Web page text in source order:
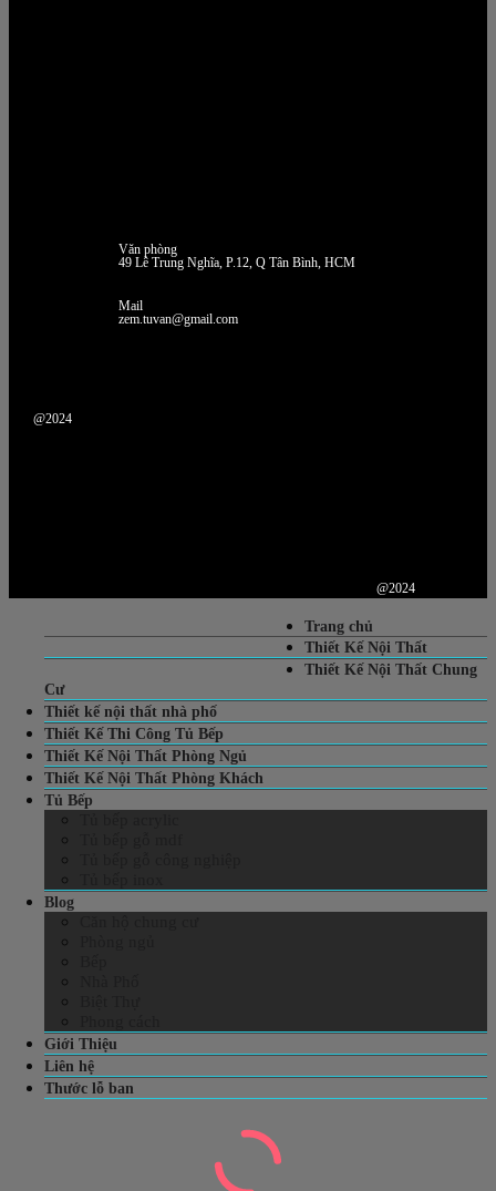
Văn phòng
49 Lê Trung Nghĩa, P.12, Q Tân Bình, HCM
Mail
zem.tuvan@gmail.com
@2024
@2024
Trang chủ
Thiết Kế Nội Thất
Thiết Kế Nội Thất Chung
Cư
Thiết kế nội thất nhà phố
Thiết Kế Thi Công Tủ Bếp
Thiết Kế Nội Thất Phòng Ngủ
Thiết Kế Nội Thất Phòng Khách
Tủ Bếp
Blog
Giới Thiệu
Liên hệ
Thước lỗ ban